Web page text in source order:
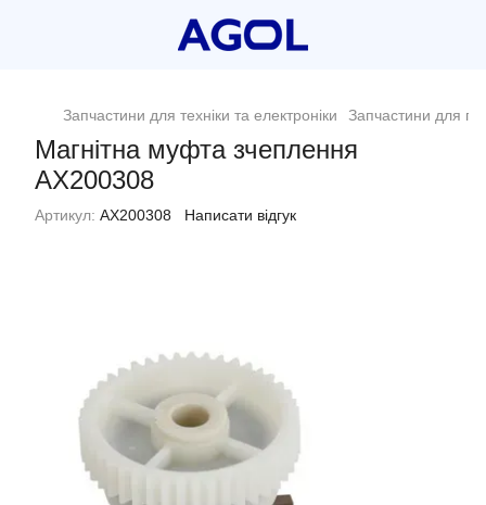
Запчастини для техніки та електроніки Запчастини для
Магнітна муфта зчеплення
AX200308
Артикул: AX200308 Написати відгук